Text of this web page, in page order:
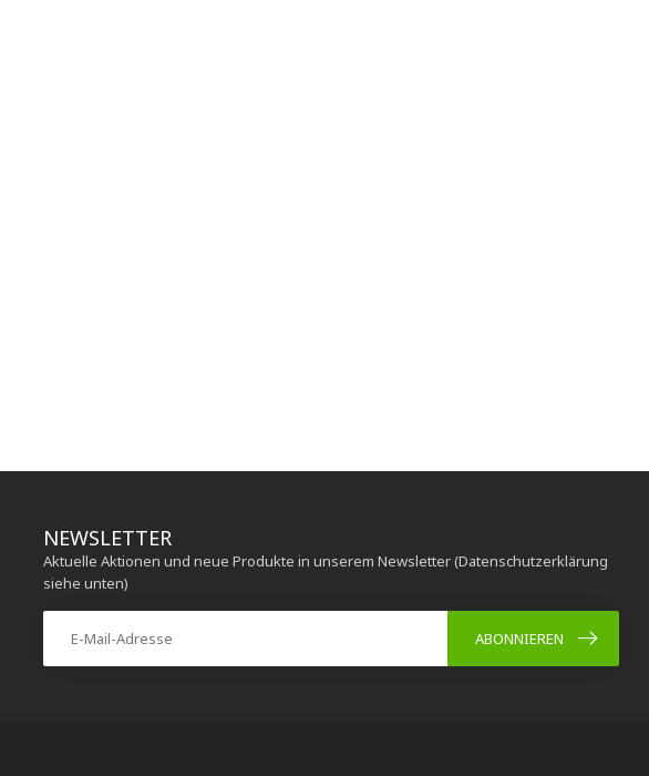
NEWSLETTER
Aktuelle Aktionen und neue Produkte in unserem Newsletter (Datenschutzerklärung
siehe unten)
ABONNIEREN